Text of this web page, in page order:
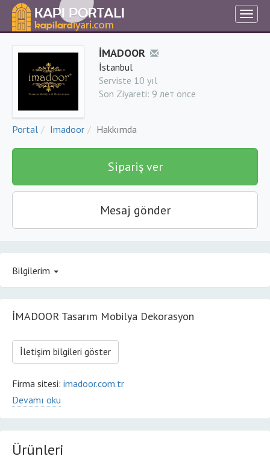
İMADOOR
İstanbul
Serviste 10 yıl
Son Ziyareti: 9 лет önce
Portal Imadoor Hakkımda
Sipariş ver
Mesaj gönder
Bilgilerim
İMADOOR Tasarım Mobilya Dekorasyon
İletişim bilgileri göster
Firma sitesi: imadoor.com.tr
SHOWROOM:
Devamı oku
Ürünleri